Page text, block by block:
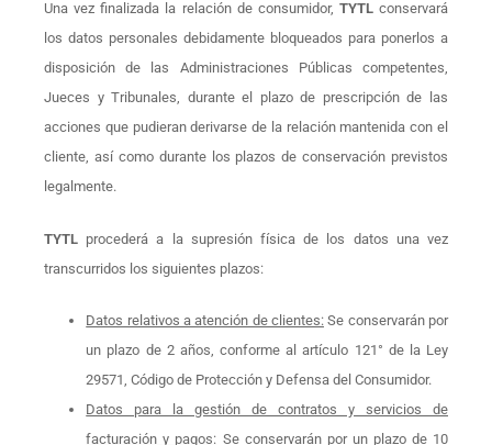
Una vez finalizada la relación de consumidor, TYTL conservará
los datos personales debidamente bloqueados para ponerlos a
disposición de las Administraciones Públicas competentes,
Jueces y Tribunales, durante el plazo de prescripción de las
acciones que pudieran derivarse de la relación mantenida con el
cliente, así como durante los plazos de conservación previstos
legalmente.
TYTL procederá a la supresión física de los datos una vez
transcurridos los siguientes plazos:
Datos relativos a atención de clientes:Se conservarán por
un plazo de 2 años, conforme al artículo 121° de la Ley
29571, Código de Protección y Defensa del Consumidor.
Datos para la gestión de contratos y servicios de
facturación y pagos: Se conservarán por un plazo de 10